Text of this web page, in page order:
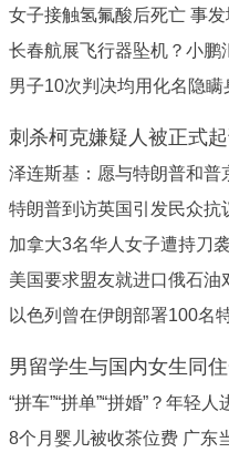
长春航展飞行器坠机？小
刺杀柯克嫌疑人被正式
泽连斯基：愿与特朗普和普
特朗普到访英国引发民众抗
加拿大3名华人女子遭持刀
美国要求盟友就进口俄石
以色列曾在伊朗部署100名
男留学生与国内女生同
“拼车”“拼单”“拼婚”？年轻
8个月婴儿被收茶位费 广东